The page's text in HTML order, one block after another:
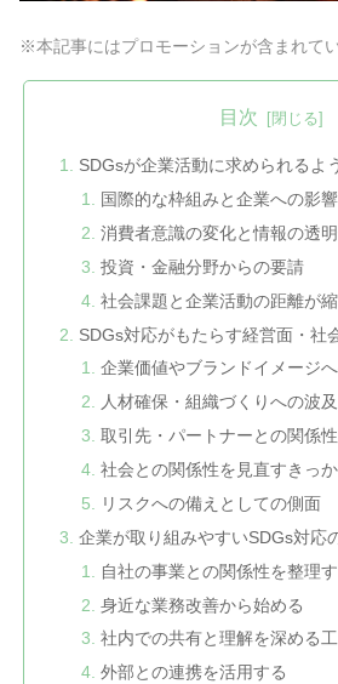
※本記事にはプロモーションが含まれてい
目次
SDGsが企業活動に求められるよ
国際的な枠組みと企業への影響
消費者意識の変化と情報の透
投資・金融分野からの要請
社会課題と企業活動の距離が
SDGs対応がもたらす経営面・社
企業価値やブランドイメージ
人材確保・組織づくりへの波及
取引先・パートナーとの関係性
社会との関係性を見直すきっ
リスクへの備えとしての側面
企業が取り組みやすいSDGs対応
自社の事業との関係性を整理
身近な業務改善から始める
社内での共有と理解を深める
外部との連携を活用する